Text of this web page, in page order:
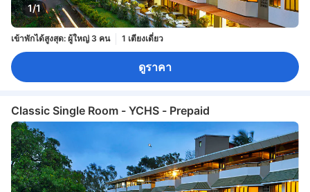
1/1
เข้าพักได้สูงสุด: ผู้ใหญ่ 3 คน 1 เตียงเดี่ยว
ดูราคา
Classic Single Room - YCHS - Prepaid